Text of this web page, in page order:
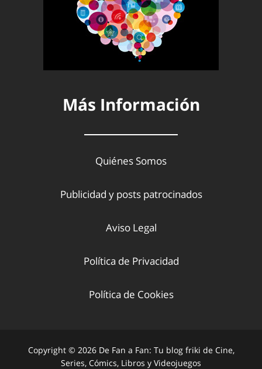
Más Información
Quiénes Somos
Publicidad y posts patrocinados
Aviso Legal
Política de Privacidad
Política de Cookies
Copyright © 2026 De Fan a Fan: Tu blog friki de Cine,
Series, Cómics, Libros y Videojuegos